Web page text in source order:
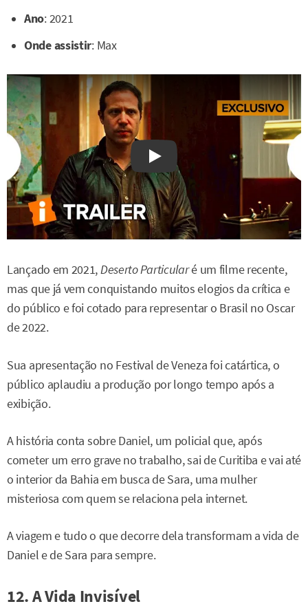
Ano: 2021
Onde assistir: Max
Watch on YouTube
Lançado em 2021,Deserto Particularé um filme recente,
mas que já vem conquistando muitos elogios da crítica e
do público e foi cotado para representar o Brasil no Oscar
de 2022.
Sua apresentação no Festival de Veneza foi catártica, o
público aplaudiu a produção por longo tempo após a
exibição.
A história conta sobre Daniel, um policial que, após
cometer um erro grave no trabalho, sai de Curitiba e vai até
o interior da Bahia em busca de Sara, uma mulher
misteriosa com quem se relaciona pela internet.
A viagem e tudo o que decorre dela transformam a vida de
Daniel e de Sara para sempre.
12. A Vida Invisível